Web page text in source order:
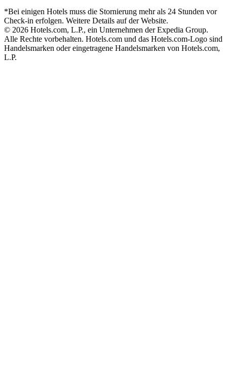
*Bei einigen Hotels muss die Stornierung mehr als 24 Stunden vor
Check-in erfolgen. Weitere Details auf der Website.
© 2026 Hotels.com, L.P., ein Unternehmen der Expedia Group.
Alle Rechte vorbehalten. Hotels.com und das Hotels.com-Logo sind
Handelsmarken oder eingetragene Handelsmarken von Hotels.com,
L.P.